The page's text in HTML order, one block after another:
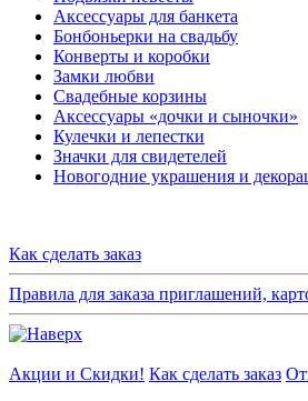
Аксессуары для банкета
Бонбоньерки на свадьбу
Конверты и коробки
Замки любви
Свадебные корзины
Аксессуары «дочки и сыночки»
Кулечки и лепестки
Значки для свидетелей
Новогодние украшения и
Как сделать заказ
Правила для заказа приглашений,
Акции и Скидки! Как сделать заказ